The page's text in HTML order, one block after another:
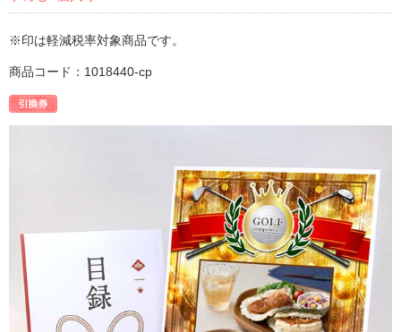
※印は軽減税率対象商品です。
商品コード：1018440-cp